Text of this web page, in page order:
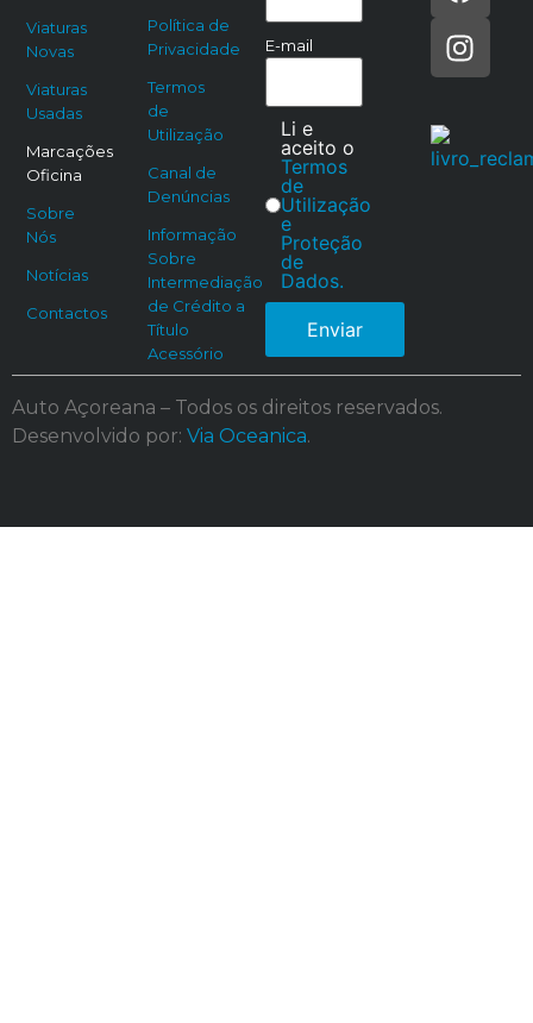
Viaturas
Novas
Viaturas
Usadas
Marcações
Oficina
Sobre
Nós
Notícias
Contactos
Política de
Privacidade
Termos
de
Utilização
Canal de
Denúncias
Informação
Sobre
Intermediação
de Crédito a
Título
Acessório
E-mail
Li e
aceito o
Termos
de
Utilização
e
Proteção
de
Dados.
Enviar
Auto Açoreana – Todos os direitos reservados.
Desenvolvido por: Via Oceanica.